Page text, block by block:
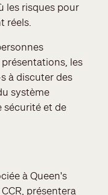
les risques pour
réels.
les
à discuter des
système
sécurité et de
à Queen's
présentera